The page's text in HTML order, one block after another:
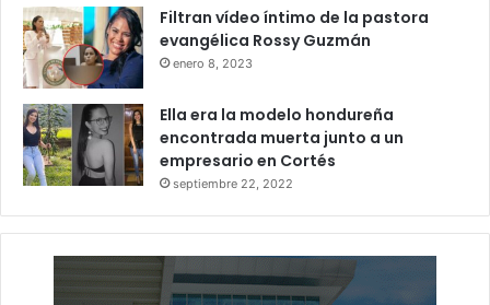
Filtran vídeo íntimo de la pastora
evangélica Rossy Guzmán
enero 8, 2023
Ella era la modelo hondureña
encontrada muerta junto a un
empresario en Cortés
septiembre 22, 2022